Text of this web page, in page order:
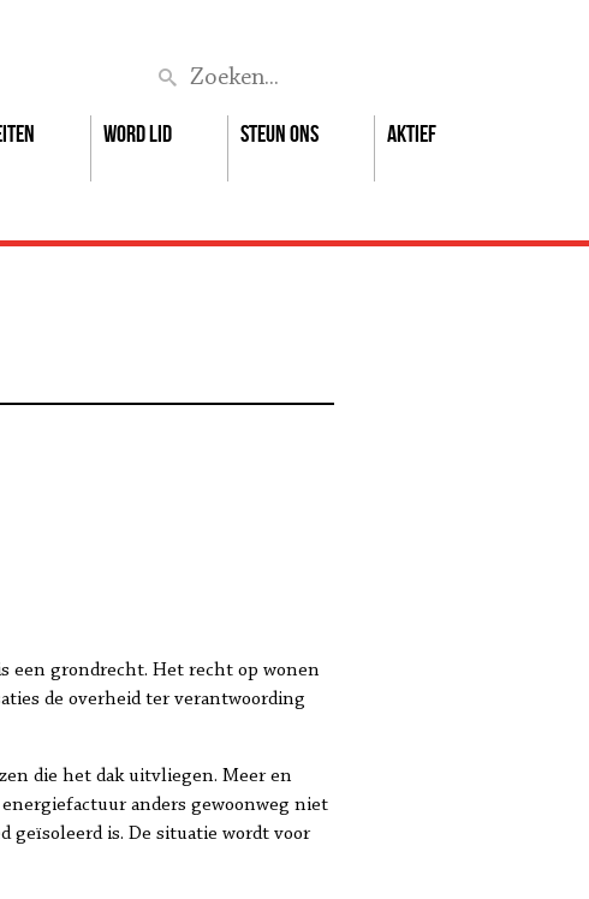
Word lid Steun ons Aktief
een grondrecht. Het recht op wonen
de overheid ter verantwoording
die het dak uitvliegen. Meer en
anders gewoonweg niet
geïsoleerd is. De situatie wordt voor